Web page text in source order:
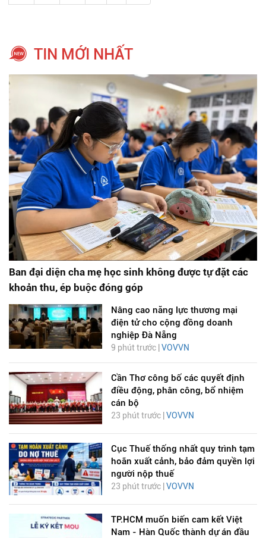
TIN MỚI NHẤT
Ban đại diện cha mẹ học sinh không được tự đặt các
khoản thu, ép buộc đóng góp
Nâng cao năng lực thương mại
điện tử cho cộng đồng doanh
nghiệp Đà Nẵng
9 phút trước | VOVVN
Cần Thơ công bố các quyết định
điều động, phân công, bổ nhiệm
cán bộ
23 phút trước | VOVVN
Cục Thuế thống nhất quy trình tạm
hoãn xuất cảnh, bảo đảm quyền lợi
người nộp thuế
23 phút trước | VOVVN
TP.HCM muốn biến cam kết Việt
Nam - Hàn Quốc thành dự án đầu